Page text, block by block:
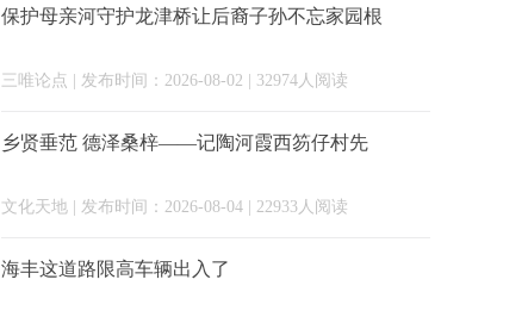
保护母亲河守护龙津桥让后裔子孙不忘家园根
三唯论点 | 发布时间：2026-08-02 | 32974人阅读
乡贤垂范 德泽桑梓——记陶河霞西笏仔村先
文化天地 | 发布时间：2026-08-04 | 22933人阅读
海丰这道路限高车辆出入了